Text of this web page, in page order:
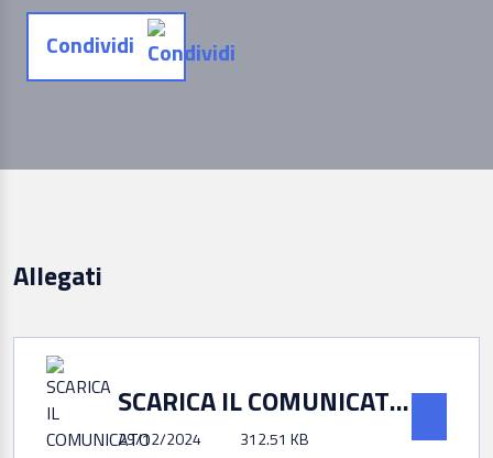
Condividi
Allegati
SCARICA IL COMUNICATO STAMPA
29/12/2024 312.51 KB